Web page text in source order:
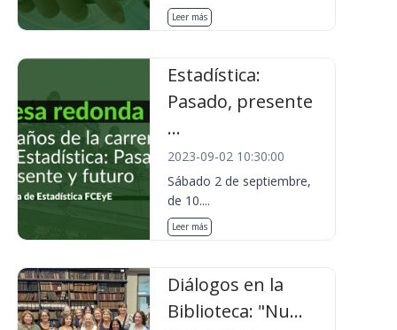
Leer más
Estadística:
Pasado, presente
...
2023-09-02 10:30:00
Sábado 2 de septiembre,
de 10....
Leer más
Diálogos en la
Biblioteca: "Nu...